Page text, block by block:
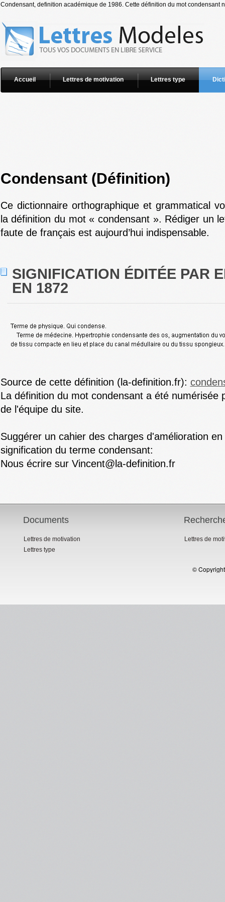
Condensant, definition académique de 1986. Cette définition du mot condensant
Accueil Lettres de motivation Lettres type
Condensant (Définition)
Ce dictionnaire orthographique et grammatical
la définition du mot « condensant ». Rédiger un
faute de français est aujourd’hui indispensable.
SIGNIFICATION ÉDITÉE PAR
EN 1872
Source de cette définition (la-definition.fr):
La définition du mot condensant a été numérisée
de l'équipe du site.
Suggérer un cahier des charges d'amélioration
signification du terme condensant:
Nous écrire sur Vincent@la-definition.fr
Documents
Lettres de motivation
Lettres type
Lettres de
©